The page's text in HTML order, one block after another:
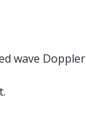
wave Doppler